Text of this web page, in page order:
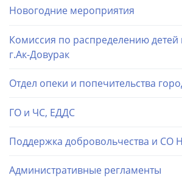
Новогодние мероприятия
Комиссия по распределению
г.Ак-Довурак
Отдел опеки и попечительства
ГО и ЧС, ЕДДС
Поддержка добровольчества и СО
Административные регламенты